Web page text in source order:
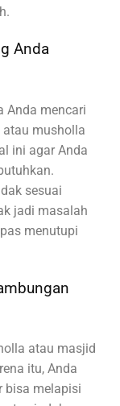
Anda
Anda mencari
musholla
ini agar Anda
sesuai
jadi masalah
menutupi
atau masjid
itu, Anda
bisa melapisi